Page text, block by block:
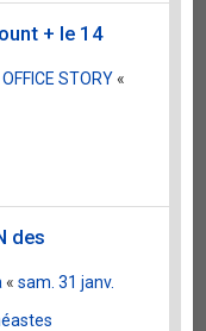
+ le 14
STORY«
des
«sam. 31 janv.